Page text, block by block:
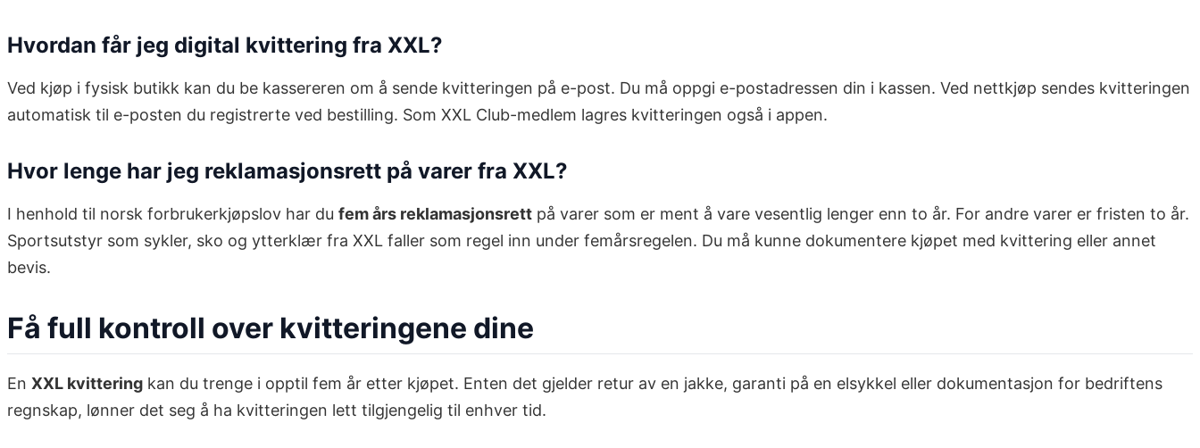
Hvordan får jeg digital kvittering fra XXL?
Ved kjøp i fysisk butikk kan du be kassereren om å sende kvitteringen på e-post. Du må oppgi e-postadressen din i kassen. Ved nettkjøp sendes kvitteringen
automatisk til e-posten du registrerte ved bestilling. Som XXL Club-medlem lagres kvitteringen også i appen.
Hvor lenge har jeg reklamasjonsrett på varer fra XXL?
I henhold til norsk forbrukerkjøpslov har du fem års reklamasjonsrett på varer som er ment å vare vesentlig lenger enn to år. For andre varer er fristen to år.
Sportsutstyr som sykler, sko og ytterklær fra XXL faller som regel inn under femårsregelen. Du må kunne dokumentere kjøpet med kvittering eller annet
bevis.
Få full kontroll over kvitteringene dine
En XXL kvittering kan du trenge i opptil fem år etter kjøpet. Enten det gjelder retur av en jakke, garanti på en elsykkel eller dokumentasjon for bedriftens
regnskap, lønner det seg å ha kvitteringen lett tilgjengelig til enhver tid.